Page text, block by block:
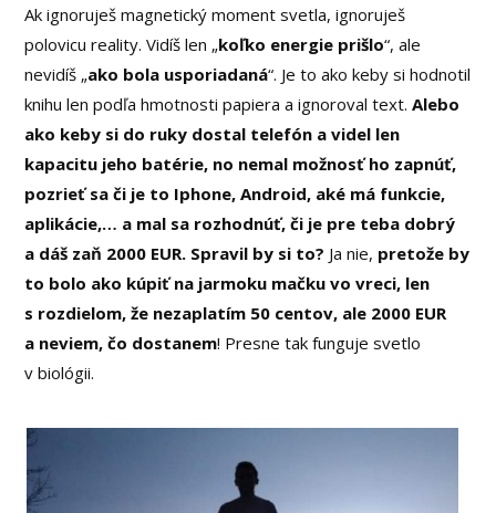
Ak ignoruješ magnetický moment svetla, ignoruješ
polovicu reality. Vidíš len „koľko energie prišlo“, ale
nevidíš „ako bola usporiadaná“. Je to ako keby si hodnotil
knihu len podľa hmotnosti papiera a ignoroval text.Alebo
ako keby si do ruky dostal telefón a videl len
kapacitu jeho batérie, no nemal možnosť ho zapnúť,
pozrieť sa či je to Iphone, Android, aké má funkcie,
aplikácie,… a mal sa rozhodnúť, či je pre teba dobrý
a dáš zaň 2000 EUR. Spravil by si to? Ja nie, pretože by
to bolo ako kúpiť na jarmoku mačku vo vreci, len
s rozdielom, že nezaplatím 50 centov, ale 2000 EUR
a neviem, čo dostanem! Presne tak funguje svetlo
v biológii.